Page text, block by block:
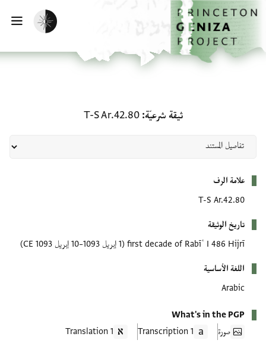
إلى المحتوى الرئيسي
الرئيسية
تفعيل الوضع المظلم
ثيقة شرعيّة T-S Ar.42.80
علامة الرف
T-S Ar.42.80
تاريخ الوثيقة
first decade of Rabīʿ I 486 Hijrī (1 إبريل 1093–10 إبريل 1093 CE)
اللغة الأساسية
Arabic
What's in the PGP
صورة
1 Transcription
1 Translation